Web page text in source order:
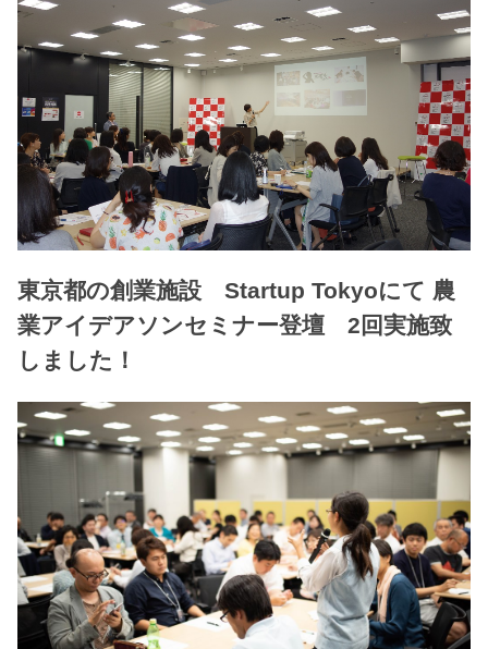
東京都の創業施設 Startup Tokyoにて 農
業アイデアソンセミナー登壇 2回実施致
しました！